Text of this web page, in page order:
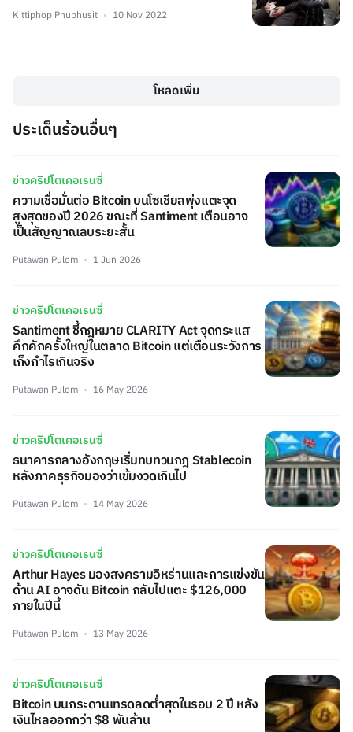
Kittiphop Phuphusit 10 Nov 2022
โหลดเพิ่ม
ประเด็นร้อนอื่นๆ
ข่าวคริปโตเคอเรนซี่
ความเชื่อมั่นต่อ Bitcoin บนโซเชียลพุ่งแตะจุด
สูงสุดของปี 2026 ขณะที่ Santiment เตือนอาจ
เป็นสัญญาณลบระยะสั้น
Putawan Pulom 1 Jun 2026
ข่าวคริปโตเคอเรนซี่
Santiment ชี้กฎหมาย CLARITY Act จุดกระแส
คึกคักครั้งใหญ่ในตลาด Bitcoin แต่เตือนระวังการ
เก็งกำไรเกินจริง
Putawan Pulom 16 May 2026
ข่าวคริปโตเคอเรนซี่
ธนาคารกลางอังกฤษเริ่มทบทวนกฎ Stablecoin
หลังภาคธุรกิจมองว่าเข้มงวดเกินไป
Putawan Pulom 14 May 2026
ข่าวคริปโตเคอเรนซี่
Arthur Hayes มองสงครามอิหร่านและการแข่งขัน
ด้าน AI อาจดัน Bitcoin กลับไปแตะ $126,000
ภายในปีนี้
Putawan Pulom 13 May 2026
ข่าวคริปโตเคอเรนซี่
Bitcoin บนกระดานเทรดลดต่ำสุดในรอบ 2 ปี หลัง
เงินไหลออกกว่า $8 พันล้าน